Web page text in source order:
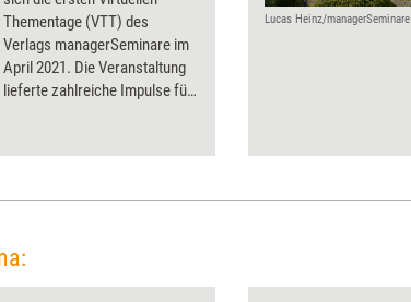
Thementage (VTT) des
Verlags managerSeminare im
April 2021. Die Veranstaltung
lieferte zahlreiche Impulse für
Events können Lust darauf
aufzubrechen.
Lucas Heinz/managerSeminare